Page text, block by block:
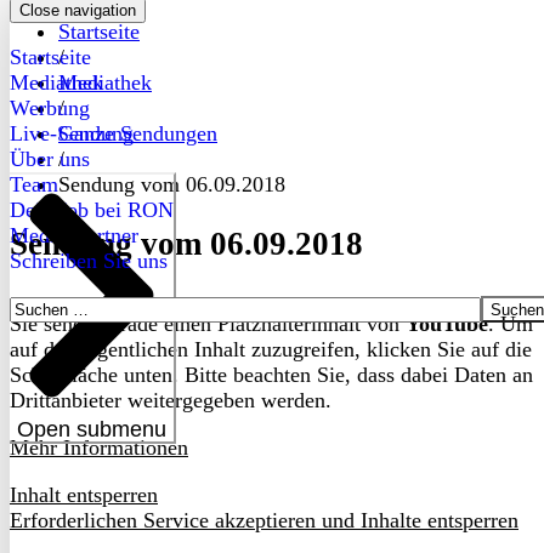
Close navigation
Startseite
Mediathek
Werbung
Live-Sendung
Über uns
Open submenu
Team
Dein Job bei RON
Medienpartner
Schreiben Sie uns
Suchen
nach:
Startseite
/
Mediathek
/
Ganze Sendungen
/
Sendung vom 06.09.2018
Sendung vom 06.09.2018
Sie sehen gerade einen Platzhalterinhalt vonYouTube. Um
auf den eigentlichen Inhalt zuzugreifen, klicken Sie auf die
Schaltfläche unten. Bitte beachten Sie, dass dabei Daten an
Drittanbieter weitergegeben werden.
Mehr Informationen
Inhalt entsperren
Erforderlichen Service akzeptieren und Inhalte entsperren